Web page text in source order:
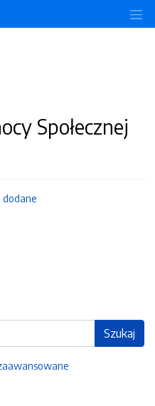
Społecznej
Szukaj